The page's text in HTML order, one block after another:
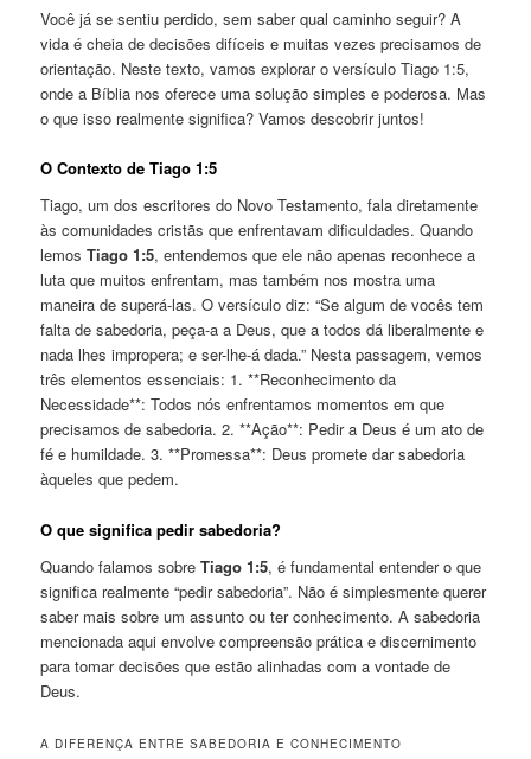
Você já se sentiu perdido, sem saber qual caminho seguir? A
vida é cheia de decisões difíceis e muitas vezes precisamos de
orientação. Neste texto, vamos explorar o versículo Tiago 1:5,
onde a Bíblia nos oferece uma solução simples e poderosa. Mas
o que isso realmente significa? Vamos descobrir juntos!
O Contexto de Tiago 1:5
Tiago, um dos escritores do Novo Testamento, fala diretamente
às comunidades cristãs que enfrentavam dificuldades. Quando
lemosTiago 1:5, entendemos que ele não apenas reconhece a
luta que muitos enfrentam, mas também nos mostra uma
maneira de superá-las. O versículo diz: “Se algum de vocês tem
falta de sabedoria, peça-a a Deus, que a todos dá liberalmente e
nada lhes impropera; e ser-lhe-á dada.” Nesta passagem, vemos
três elementos essenciais: 1. **Reconhecimento da
Necessidade**: Todos nós enfrentamos momentos em que
precisamos de sabedoria. 2. **Ação**: Pedir a Deus é um ato de
fé e humildade. 3. **Promessa**: Deus promete dar sabedoria
àqueles que pedem.
O que significa pedir sabedoria?
Quando falamos sobreTiago 1:5, é fundamental entender o que
significa realmente “pedir sabedoria”. Não é simplesmente querer
saber mais sobre um assunto ou ter conhecimento. A sabedoria
mencionada aqui envolve compreensão prática e discernimento
para tomar decisões que estão alinhadas com a vontade de
Deus.
A DIFERENÇA ENTRE SABEDORIA E CONHECIMENTO